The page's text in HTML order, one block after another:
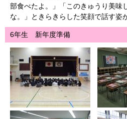
部食べたよ。」「このきゅうり美味
な。」ときらきらした笑顔で話す姿
6年生 新年度準備